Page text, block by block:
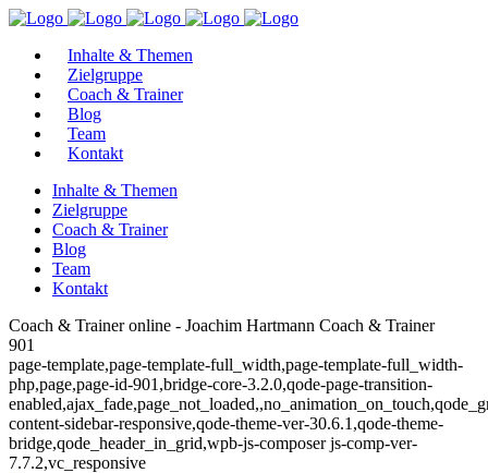
Inhalte & Themen
Zielgruppe
Coach & Trainer
Blog
Team
Kontakt
Inhalte & Themen
Zielgruppe
Coach & Trainer
Blog
Team
Kontakt
Coach & Trainer online - Joachim Hartmann Coach & Trainer
901
page-template,page-template-full_width,page-template-full_width-
php,page,page-id-901,bridge-core-3.2.0,qode-page-transition-
content-sidebar-responsive,qode-theme-ver-30.6.1,qode-theme-
bridge,qode_header_in_grid,wpb-js-composer js-comp-ver-
7.7.2,vc_responsive